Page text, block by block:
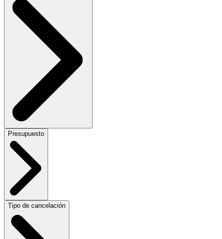
Presupuesto
Tipo de cancelación